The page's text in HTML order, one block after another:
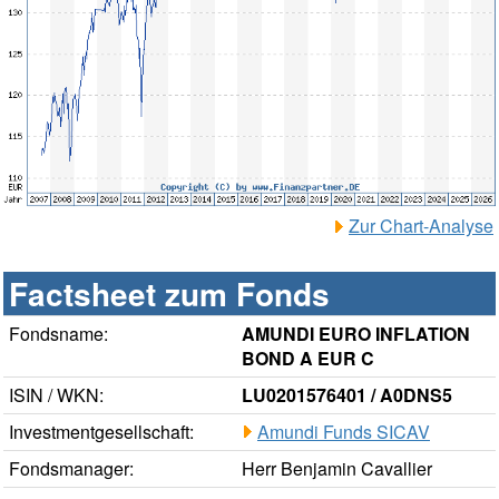
Zur Chart-Analyse
Factsheet zum Fonds
Fondsname:
AMUNDI EURO INFLATION
BOND A EUR C
ISIN / WKN:
LU0201576401 / A0DNS5
Investmentgesellschaft:
Amundi Funds SICAV
Fondsmanager:
Herr Benjamin Cavallier